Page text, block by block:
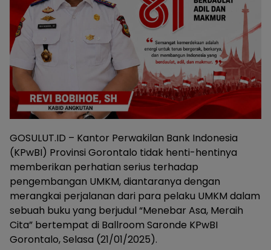
GOSULUT.ID – Kantor Perwakilan Bank Indonesia
(KPwBI) Provinsi Gorontalo tidak henti-hentinya
memberikan perhatian serius terhadap
pengembangan UMKM, diantaranya dengan
merangkai perjalanan dari para pelaku UMKM dalam
sebuah buku yang berjudul “Menebar Asa, Meraih
Cita” bertempat di Ballroom Saronde KPwBI
Gorontalo, Selasa (21/01/2025).